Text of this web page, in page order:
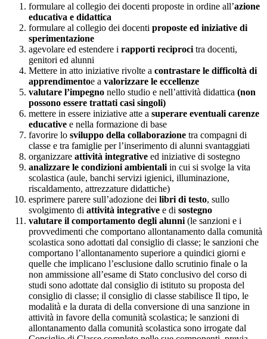
formulare al collegio dei docenti proposte in ordine all’azione
educativa e didattica
formulare al collegio dei docenti proposte ed iniziative di
sperimentazione
agevolare ed estendere i rapporti reciproci tra docenti,
genitori ed alunni
Mettere in atto iniziative rivolte a contrastare le difficoltà di
apprendimentoe a valorizzare le eccellenze
valutare l’impegno nello studio e nell’attività didattica (non
possono essere trattati casi singoli)
mettere in essere iniziative atte a superare eventuali carenze
educative e nella formazione di base
favorire lo sviluppo della collaborazione tra compagni di
classe e tra famiglie per l’inserimento di alunni svantaggiati
organizzare attività integrative ed iniziative di sostegno
analizzare le condizioni ambientali in cui si svolge la vita
scolastica (aule, banchi servizi igienici, illuminazione,
riscaldamento, attrezzature didattiche)
esprimere parere sull’adozione dei libri di testo, sullo
svolgimento di attività integrative e di sostegno
valutare il comportamento degli alunni (le sanzioni e i
provvedimenti che comportano allontanamento dalla comunità
scolastica sono adottati dal consiglio di classe; le sanzioni che
comportano l’allontanamento superiore a quindici giorni e
quelle che implicano l’esclusione dallo scrutinio finale o la
non ammissione all’esame di Stato conclusivo del corso di
studi sono adottate dal consiglio di istituto su proposta del
consiglio di classe; il consiglio di classe stabilisce Il tipo, le
modalità e la durata di della conversione di una sanzione in
attività in favore della comunità scolastica; le sanzioni di
allontanamento dalla comunità scolastica sono irrogate dal